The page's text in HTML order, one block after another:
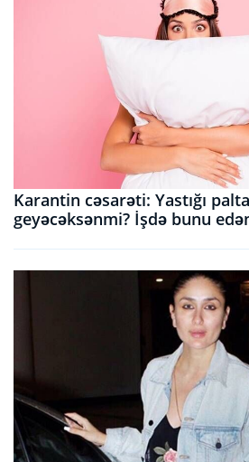
Karantin cəsarəti: Yastığı
geyəcəksənmi? İşdə bunu